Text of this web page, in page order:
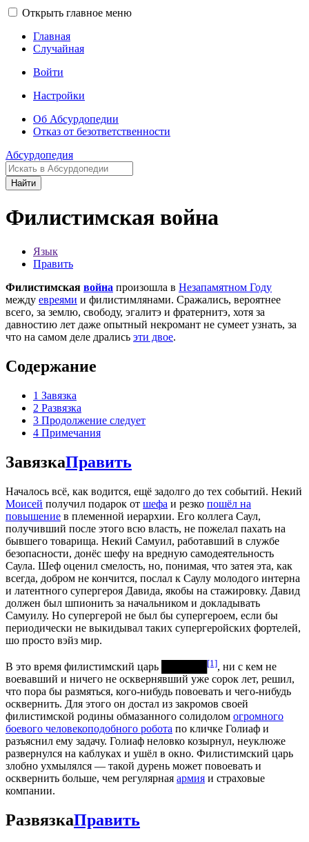
Открыть главное меню
Главная
Случайная
Войти
Настройки
Об Абсурдопедии
Отказ от безответственности
Абсурдопедия
Найти
Филистимская война
Язык
Править
Филистимская война произошла в Незапамятном Году
между евреями и филистимлянами. Сражались, вероятнее
всего, за землю, свободу, эгалитэ и фратернитэ, хотя за
давностию лет даже опытный некромант не сумеет узнать, за
что на самом деле дрались эти двое.
Содержание
1 Завязка
2 Развязка
3 Продолжение следует
4 Примечания
ЗавязкаПравить
Началось всё, как водится, ещё задолго до тех событий. Некий
Моисей получил подарок от шефа и резко пошёл на
повышение в племенной иерархии. Его коллега Саул,
получивший после этого всю власть, не пожелал пахать на
бывшего товарища. Некий Самуил, работавший в службе
безопасности, донёс шефу на вредную самодеятельность
Саула. Шеф оценил смелость, но, понимая, что затея эта, как
всегда, добром не кончится, послал к Саулу молодого интерна
и латентного супергероя Давида, якобы на стажировку. Давид
должен был шпионить за начальником и докладывать
Самуилу. Но супергерой не был бы супергероем, если бы
периодически не выкидывал таких супергеройских фортелей,
шо просто вэйз мир.
В это время филистимский царь ██████ [1], ни с кем не
воевавший и ничего не осквернявший уже сорок лет, решил,
что пора бы размяться, кого-нибудь повоевать и чего-нибудь
осквернить. Для этого он достал из закромов своей
филистимской родины обмазанного солидолом огромного
боевого человекоподобного робота по кличке Голиаф и
разъяснил ему задачу. Голиаф неловко козырнул, неуклюже
развернулся на каблуках и ушёл в окно. Филистимский царь
злобно ухмылялся — такой дурень может повоевать и
осквернить больше, чем регулярная армия и страховые
компании.
РазвязкаПравить